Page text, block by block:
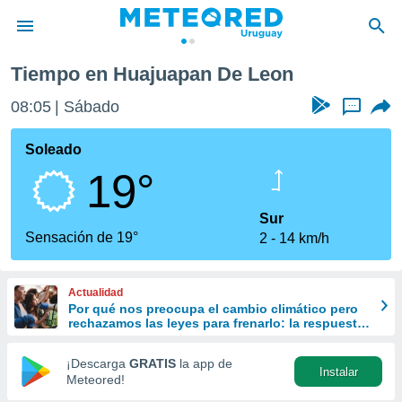
de
ha
calidad.
a este
las
y
forma
digital
basada
Tiempo en Huajuapan De Leon
08:05 Sábado ...
Soleado
19°
Sensación de 19°
Sur
2
14 km/h
Actualidad
Por qué nos preocupa el cambio climático pero
rechazamos las leyes para frenarlo: la respuesta
¡Descarga GRATIS la app de
Meteored!
Instalar